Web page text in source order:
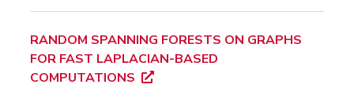
RANDOM SPANNING FORESTS ON GRAPHS
FOR FAST LAPLACIAN-BASED
COMPUTATIONS